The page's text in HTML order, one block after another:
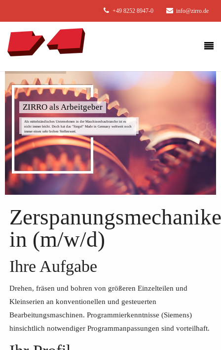
+49 8252 8947-0 info@zirro.de
ZIRRO als Arbeitgeber
Als mittelständisches Unternehmen in der Maschinenbaubranche ist es
nicht immer leicht. Doch hat das "Siegel" Made in Germany weltweit noch
immer einen sehr hohen Stellenwert.
in (m/w/d)
Ihre Aufgabe
Drehen, fräsen und bohren von größeren Einzelteilen und
Kleinserien an konventionellen und gesteuerten
Bearbeitungsmaschinen. Programmierkenntnisse (Siemens)
hinsichtlich notwendiger Programmanpassungen sind vorteilhaft.